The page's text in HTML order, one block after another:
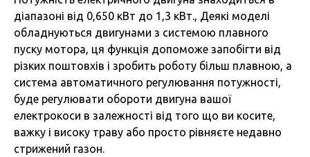
діапазоні від 0,650 кВт до 1,3 кВт., Деякі моделі
обладнуються двигунами з системою плавного
пуску мотора, ця функція допоможе запобігти від
різких поштовхів і зробить роботу більш плавною, а
система автоматичного регулювання потужності,
буде регулювати обороти двигуна вашої
електрокоси в залежності від того що ви косите,
важку і високу траву або просто рівняєте недавно
стрижений газон.